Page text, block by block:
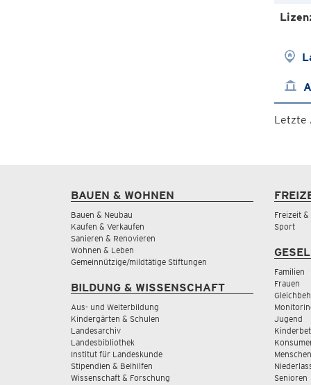
Letzte
BAUEN & WOHNEN
Bauen & Neubau
Kaufen & Verkaufen
Sanieren & Renovieren
Wohnen & Leben
Gemeinnützige/mildtätige Stiftungen
BILDUNG & WISSENSCHAFT
Aus- und Weiterbildung
Kindergärten & Schulen
Landesarchiv
Landesbibliothek
Institut für Landeskunde
Stipendien & Beihilfen
Wissenschaft & Forschung
Freizeit
Sport
Familien
Frauen
Jugend
Senioren